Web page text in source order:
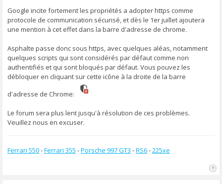
s
a
g
e
Google incite fortement les propriétés a adopter https comme
protocole de communication sécurisé, et dès le 1er juillet ajoutera
une mention à cet effet dans la barre d'adresse de chrome.
Asphalte passe donc sous https, avec quelques aléas, notamment
quelques scripts qui sont considérés par défaut comme non
authentifiés et qui sont bloqués par défaut. Vous pouvez les
débloquer en cliquant sur cette icône à la droite de la barre
d'adresse de Chrome:
Le forum sera plus lent jusqu'à résolution de ces problèmes.
Veuillez nous en excuser.
Ferrari 550-Ferrari 355 -Porsche 997 GT3 -RS6-225xe